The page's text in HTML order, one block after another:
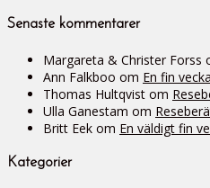
Senaste kommentarer
Margareta & Christer Forss
Ann Falkboo om En fin
Thomas Hultqvist om
Ulla Ganestam om
Britt Eek om En väldigt fin
Kategorier